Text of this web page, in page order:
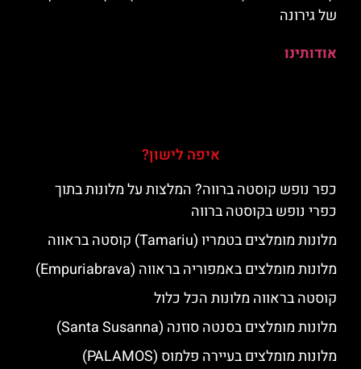
של גירונה
אודותינו
איפה לישון?
כפר נופש קוסטה ברווה? המלצות על מלונות בתוך
כפרי נופש בקוסטה ברווה
מלונות מומלצים בטמריו (Tamariu) קוסטה בראווה
מלונות מומלצים באמפוריה בראווה (Empuriabrava)
קוסטה בראווה מלונות הכל כלול
מלונות מומלצים בסנטה סוזנה (Santa Susanna)
מלונות מומלצים בעיירה פלמוס (PALAMOS)